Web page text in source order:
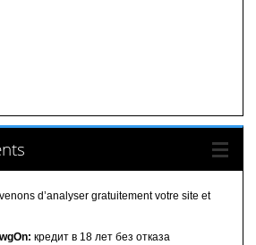
d’analyser gratuitement votre site et
кредит в 18 лет без отказа